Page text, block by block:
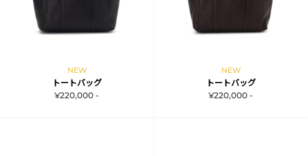
NEW
トートバッグ
¥220,000 -
NEW
トートバッグ
¥220,000 -